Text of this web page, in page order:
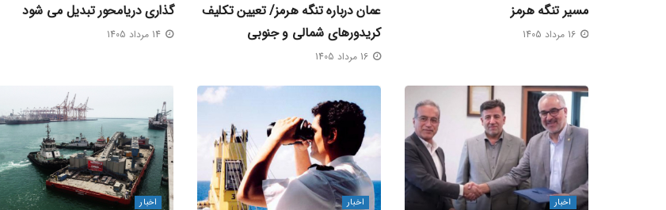
مسیر تنگه هرمز
16 مرداد 1405
عمان درباره تنگه هرمز/ تعیین تکلیف
کریدورهای شمالی و جنوبی
16 مرداد 1405
گذاری دریامحور تبدیل می‌ شود
اخبار اخبار اخبار